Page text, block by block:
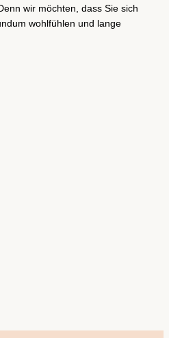
wir möchten, dass Sie sich
wohlfühlen und lange